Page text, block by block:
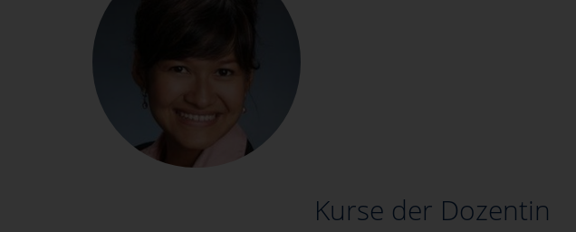
Kurse der Dozentin